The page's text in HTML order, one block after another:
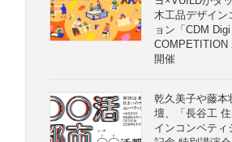
木工品デザイン
ョン「CDM
COMPETITION
開催
乾久美子や藤本
壇、「長谷工
インコンペティ